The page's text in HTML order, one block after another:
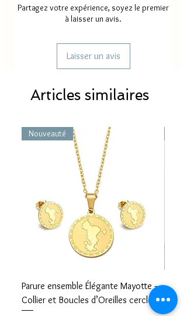
Partagez votre expérience, soyez le premier
à laisser un avis.
Laisser un avis
Articles similaires
Nouveauté
Parure ensemble Élégante Mayotte –
Collier et Boucles d’Oreilles cercle